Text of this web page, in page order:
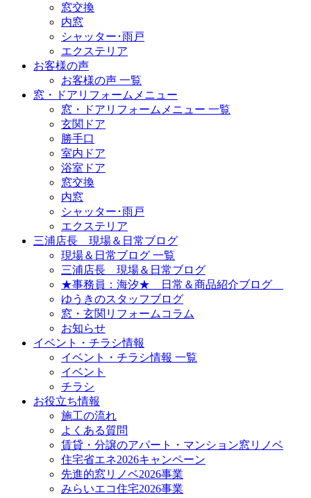
窓交換
内窓
シャッター･雨戸
エクステリア
お客様の声
お客様の声 一覧
窓・ドアリフォームメニュー
窓・ドアリフォームメニュー 一覧
玄関ドア
勝手口
室内ドア
浴室ドア
窓交換
内窓
シャッター･雨戸
エクステリア
三浦店長 現場＆日常ブログ
現場＆日常ブログ 一覧
三浦店長 現場＆日常ブログ
★事務員：海汐★ 日常＆商品紹介ブログ
ゆうきのスタッフブログ
窓・玄関リフォームコラム
お知らせ
イベント・チラシ情報
イベント・チラシ情報 一覧
イベント
チラシ
お役立ち情報
施工の流れ
よくある質問
賃貸・分譲のアパート・マンション窓リノベ
住宅省エネ2026キャンペーン
先進的窓リノベ2026事業
みらいエコ住宅2026事業